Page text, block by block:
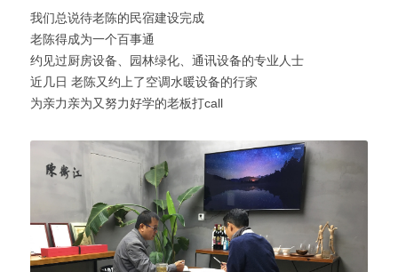
我们总说待老陈的民宿建设完成
老陈得成为一个百事通
约见过厨房设备、园林绿化、通讯设备的专业人士
近几日 老陈又约上了空调水暖设备的行家
为亲力亲为又努力好学的老板打call